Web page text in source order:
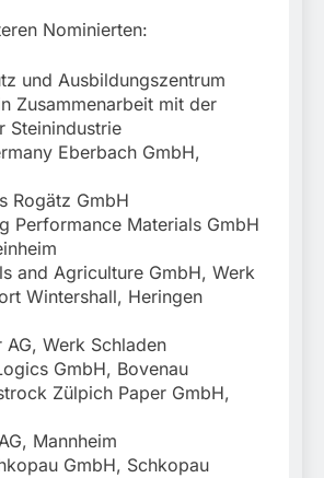
Nominierten:
und Ausbildungszentrum
Zusammenarbeit mit der
Steinindustrie
Eberbach GmbH,
Rogätz GmbH
Performance Materials GmbH
and Agriculture GmbH, Werk
Wintershall, Heringen
Werk Schladen
GmbH, Bovenau
Zülpich Paper GmbH,
Mannheim
GmbH, Schkopau